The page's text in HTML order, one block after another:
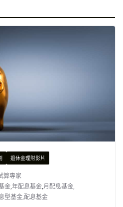
退休金理財影片
算專家
金,年配息基金,月配息基金,
型基金,配息基金